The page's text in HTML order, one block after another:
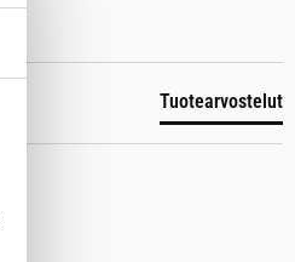
Tuotearvostelut